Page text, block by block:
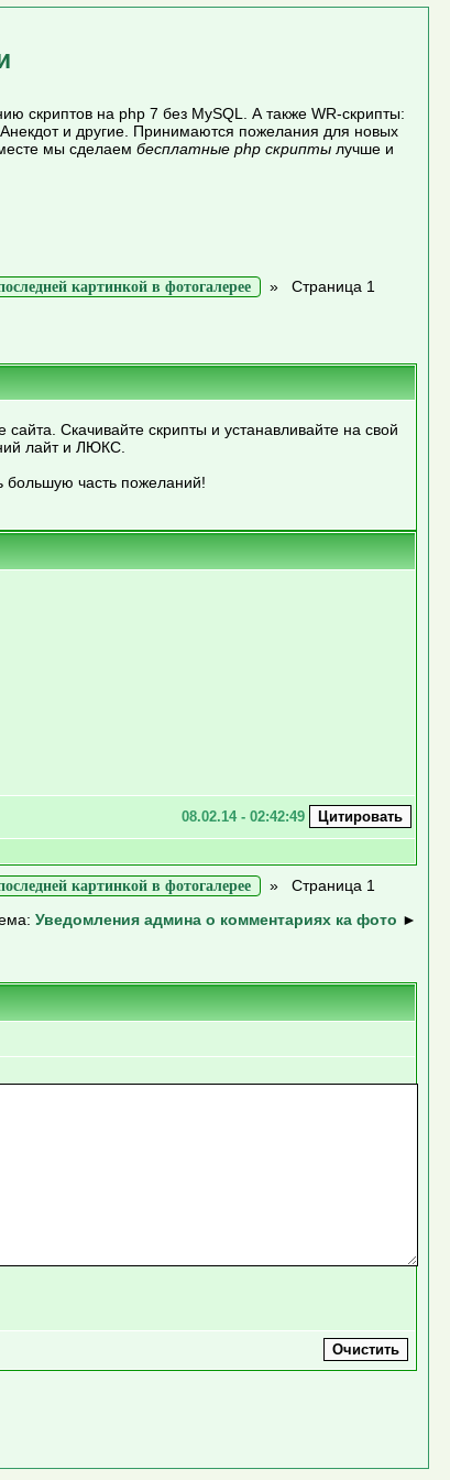
скриптов на php 7 без MySQL. А также WR-скрипты:
и другие. Принимаются пожелания для новых
мы сделаем бесплатные php скриптылучше и
картинкой в фотогалерее » Страница 1
Скачивайте скрипты и устанавливайте на свой
лайт и ЛЮКС.
большую часть пожеланий!
08.02.14 - 02:42:49
картинкой в фотогалерее » Страница 1
Уведомления админа о комментариях ка фото ►